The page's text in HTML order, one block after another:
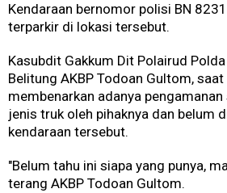
Kendaraan bernomor polisi BN
terparkir di lokasi tersebut.
Kasubdit Gakkum Dit Polairud
Belitung AKBP Todoan Gultom,
membenarkan adanya
jenis truk oleh pihaknya dan belum
kendaraan tersebut.
"Belum tahu ini siapa yang punya,
terang AKBP Todoan Gultom.